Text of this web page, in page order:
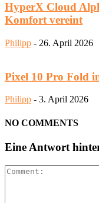
HyperX Cloud
Komfort vereint
Philipp - 26. April 2026
Pixel 10 Pro Fold
Philipp - 3. April 2026
NO COMMENTS
Eine Antwort